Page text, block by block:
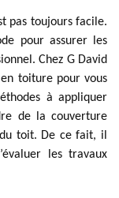
pas toujours facile.
pour assurer les
Chez G David
toiture pour vous
à appliquer
de la couverture
toit. De ce fait, il
les travaux